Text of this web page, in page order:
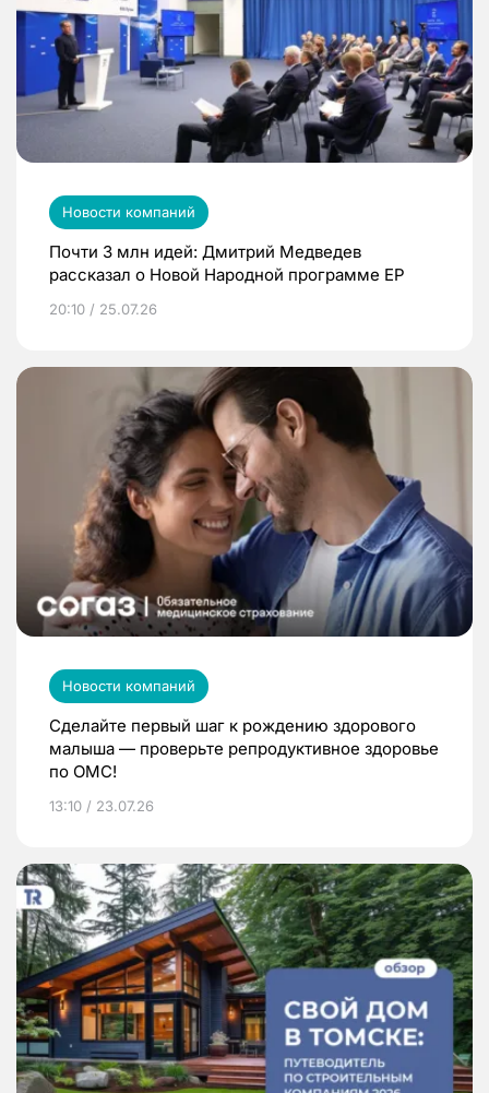
Новости компаний
Почти 3 млн идей: Дмитрий Медведев
рассказал о Новой Народной программе ЕР
20:10 / 25.07.26
Новости компаний
Сделайте первый шаг к рождению здорового
малыша — проверьте репродуктивное здоровье
по ОМС!
13:10 / 23.07.26